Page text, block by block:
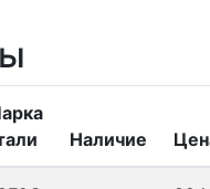
Наличие